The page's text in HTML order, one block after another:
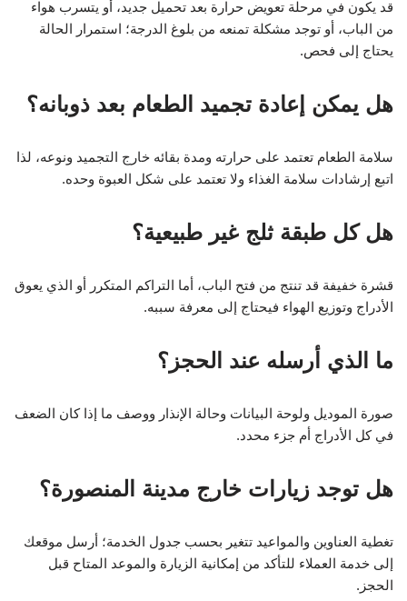
قد يكون في مرحلة تعويض حرارة بعد تحميل جديد، أو يتسرب هواء
من الباب، أو توجد مشكلة تمنعه من بلوغ الدرجة؛ استمرار الحالة
يحتاج إلى فحص.
هل يمكن إعادة تجميد الطعام بعد ذوبانه؟
سلامة الطعام تعتمد على حرارته ومدة بقائه خارج التجميد ونوعه، لذا
اتبع إرشادات سلامة الغذاء ولا تعتمد على شكل العبوة وحده.
هل كل طبقة ثلج غير طبيعية؟
قشرة خفيفة قد تنتج من فتح الباب، أما التراكم المتكرر أو الذي يعوق
الأدراج وتوزيع الهواء فيحتاج إلى معرفة سببه.
ما الذي أرسله عند الحجز؟
صورة الموديل ولوحة البيانات وحالة الإنذار ووصف ما إذا كان الضعف
في كل الأدراج أم جزء محدد.
هل توجد زيارات خارج مدينة المنصورة؟
تغطية العناوين والمواعيد تتغير بحسب جدول الخدمة؛ أرسل موقعك
إلى خدمة العملاء للتأكد من إمكانية الزيارة والموعد المتاح قبل
الحجز.